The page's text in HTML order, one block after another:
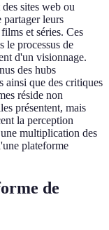
des sites web ou
leurs
et séries. Ces
le processus de
d'un visionnage.
des hubs
ainsi que des critiques
réside non
présentent, mais
la perception
multiplication des
plateforme
de